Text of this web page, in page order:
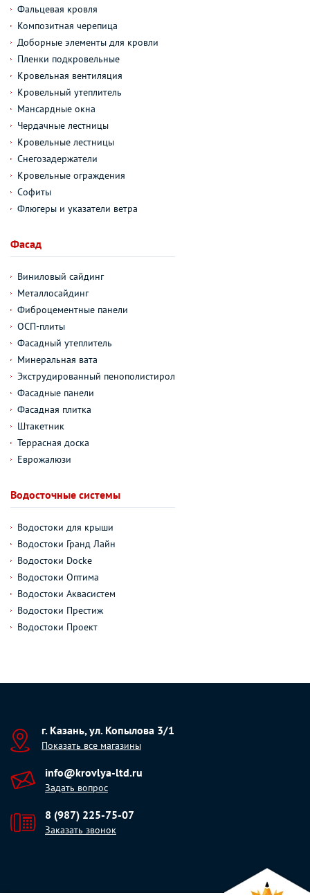
Фальцевая кровля
Композитная черепица
Доборные элементы для кровли
Пленки подкровельные
Кровельная вентиляция
Кровельный утеплитель
Мансардные окна
Чердачные лестницы
Кровельные лестницы
Снегозадержатели
Кровельные ограждения
Софиты
Флюгеры и указатели ветра
Фасад
Виниловый сайдинг
Металлосайдинг
Фиброцементные панели
ОСП-плиты
Фасадный утеплитель
Минеральная вата
Экструдированный пенополистирол
Фасадные панели
Фасадная плитка
Штакетник
Террасная доска
Еврожалюзи
Водосточные системы
Водостоки для крыши
Водостоки Гранд Лайн
Водостоки Docke
Водостоки Оптима
Водостоки Аквасистем
Водостоки Престиж
Водостоки Проект
г. Казань, ул. Копылова 3/1
Показать все магазины
info@krovlya-ltd.ru
Задать вопрос
8 (987) 225-75-07
Заказать звонок